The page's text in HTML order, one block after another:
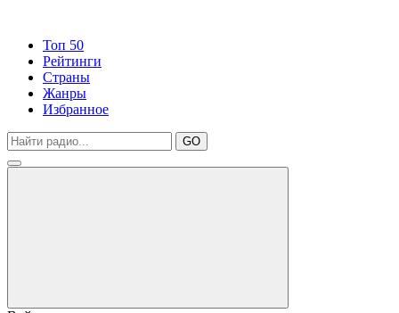
Топ 50
Рейтинги
Страны
Жанры
Избранное
GO